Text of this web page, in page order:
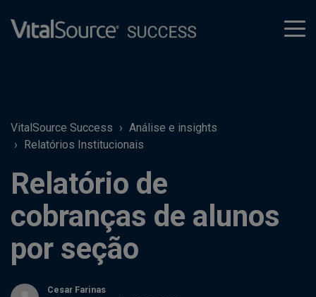
VitalSource Success
Análise e insights
Relatórios Institucionais
Relatório de
cobranças de alunos
por seção
Cesar Farinas